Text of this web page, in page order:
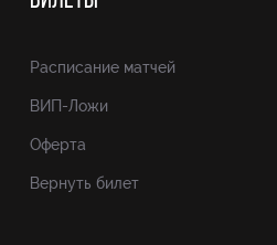
Расписание матчей
ВИП-Ложи
Оферта
Вернуть билет